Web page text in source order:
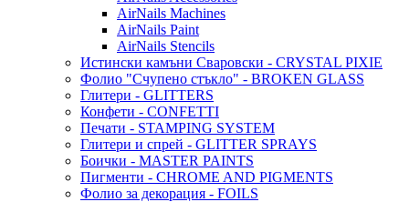
AirNails Machines
AirNails Paint
AirNails Stencils
Истински камъни Сваровски - CRYSTAL PIXIE
Фолио "Счупено стъкло" - BROKEN GLASS
Глитери - GLITTERS
Конфети - CONFETTI
Печати - STAMPING SYSTEM
Глитери и спрей - GLITTER SPRAYS
Боички - MASTER PAINTS
Пигменти - CHROME AND PIGMENTS
Фолио за декорация - FOILS